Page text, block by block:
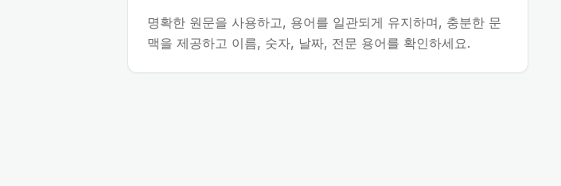
명확한 원문을 사용하고, 용어를 일관되게 유지하며, 충분한 문
맥을 제공하고 이름, 숫자, 날짜, 전문 용어를 확인하세요.